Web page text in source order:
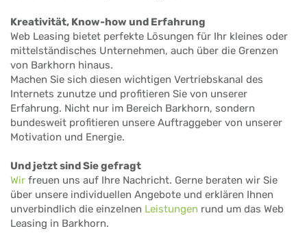
Kreativität, Know-how und Erfahrung
Web Leasing bietet perfekte Lösungen für Ihr kleines oder
mittelständisches Unternehmen, auch über die Grenzen
von Barkhorn hinaus.
Machen Sie sich diesen wichtigen Vertriebskanal des
Internets zunutze und profitieren Sie von unserer
Erfahrung. Nicht nur im Bereich Barkhorn, sondern
bundesweit profitieren unsere Auftraggeber von unserer
Motivation und Energie.
Und jetzt sind Sie gefragt
Wir freuen uns auf Ihre Nachricht. Gerne beraten wir Sie
über unsere individuellen Angebote und erklären Ihnen
unverbindlich die einzelnen Leistungen rund um das Web
Leasing in Barkhorn.